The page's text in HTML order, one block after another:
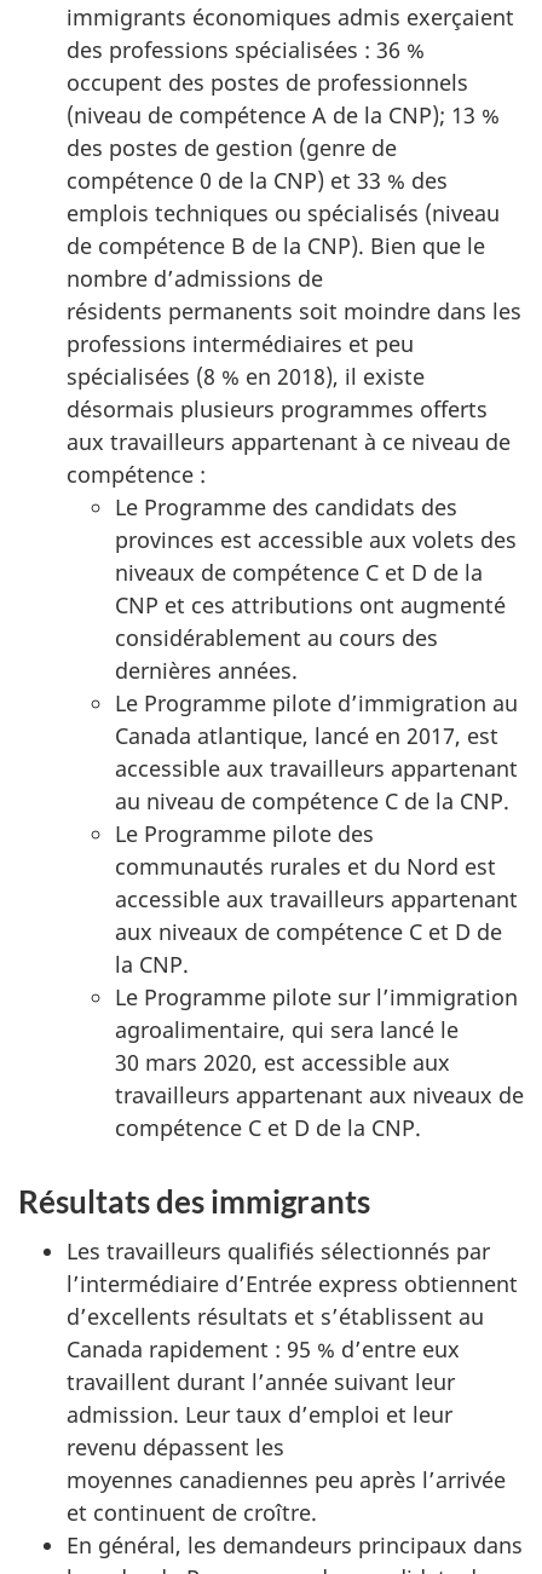
immigrants économiques admis exerçaient
des professions spécialisées : 36 %
occupent des postes de professionnels
(niveau de compétence A de la CNP); 13 %
des postes de gestion (genre de
compétence 0 de la CNP) et 33 % des
emplois techniques ou spécialisés (niveau
de compétence B de la CNP). Bien que le
nombre d’admissions de
résidents permanents soit moindre dans les
professions intermédiaires et peu
spécialisées (8 % en 2018), il existe
désormais plusieurs programmes offerts
aux travailleurs appartenant à ce niveau de
compétence :
Le Programme des candidats des
provinces est accessible aux volets des
niveaux de compétence C et D de la
CNP et ces attributions ont augmenté
considérablement au cours des
dernières années.
Le Programme pilote d’immigration au
Canada atlantique, lancé en 2017, est
accessible aux travailleurs appartenant
au niveau de compétence C de la CNP.
Le Programme pilote des
communautés rurales et du Nord est
accessible aux travailleurs appartenant
aux niveaux de compétence C et D de
la CNP.
Le Programme pilote sur l’immigration
agroalimentaire, qui sera lancé le
30 mars 2020, est accessible aux
travailleurs appartenant aux niveaux de
compétence C et D de la CNP.
Résultats des immigrants
Les travailleurs qualifiés sélectionnés par
l’intermédiaire d’Entrée express obtiennent
d’excellents résultats et s’établissent au
Canada rapidement : 95 % d’entre eux
travaillent durant l’année suivant leur
admission. Leur taux d’emploi et leur
revenu dépassent les
moyennes canadiennes peu après l’arrivée
et continuent de croître.
En général, les demandeurs principaux dans